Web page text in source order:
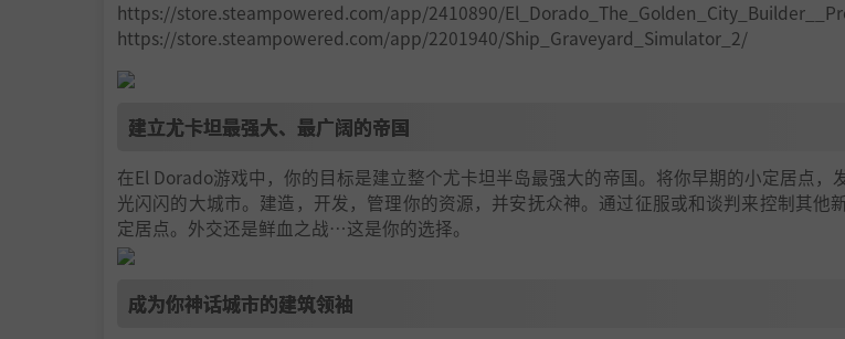
https://store.steampowered.com/app/2410890/
https://store.steampowered.com/app/2201940/Ship_Graveyard_Simulator_2/
建立尤卡坦最强大、最广阔的帝国
在El Dorado游戏中，你的目标是建立整个尤卡坦半岛最强大的帝国。将你早期的小定居点，
光闪闪的大城市。建造，开发，管理你的资源，并安抚众神。通过征服或和谈判来控制其他
定居点。外交还是鲜血之战…这是你的选择。
成为你神话城市的建筑领袖